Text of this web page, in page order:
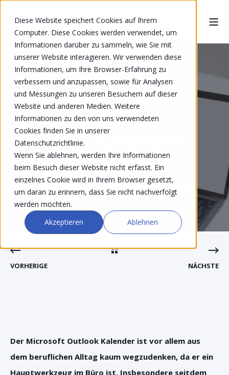
Diese Website speichert Cookies auf Ihrem
Computer. Diese Cookies werden verwendet, um
Informationen darüber zu sammeln, wie Sie mit
unserer Website interagieren. Wir verwenden diese
Informationen, um Ihre Browser-Erfahrung zu
verbessern und anzupassen, sowie für Analysen
und Messungen zu unseren Besuchern auf dieser
Website und anderen Medien. Weitere
Informationen zu den von uns verwendeten
Cookies finden Sie in unserer
Datenschutzrichtlinie.
Wenn Sie ablehnen, werden Ihre Informationen
beim Besuch dieser Website nicht erfasst. Ein
einzelnes Cookie wird in Ihrem Browser gesetzt,
um daran zu erinnern, dass Sie nicht nachverfolgt
werden möchten.
Akzeptieren
Ablehnen
MICHAEL FREULER JAN 3, 2023 7:30:00 AM
Diese 12 MS
Outlook Kalender
Tipps & Tricks
sollten Sie kennen
VORHERIGE NÄCHSTE
Der Microsoft Outlook Kalender ist vor allem aus
dem beruflichen Alltag kaum wegzudenken, da er ein
Hauptwerkzeug im Büro ist. Insbesondere seitdem